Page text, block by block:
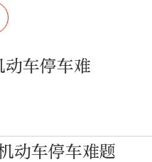
车停车难
动车停车难题